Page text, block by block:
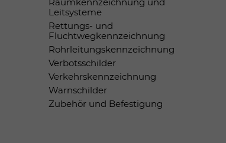
Raumkennzeichnung und
Leitsysteme
Rettungs- und
Fluchtwegkennzeichnung
Rohrleitungskennzeichnung
Verbotsschilder
Verkehrskennzeichnung
Warnschilder
Zubehör und Befestigung